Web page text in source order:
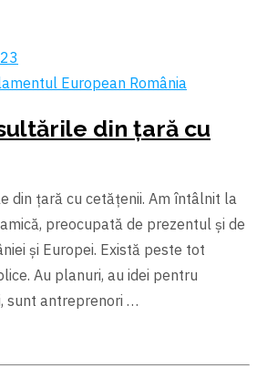
European România
din țară cu
din țară cu cetățenii. Am întâlnit la
preocupată de prezentul și de
și Europei. Există peste tot
Au planuri, au idei pentru
sunt antreprenori …